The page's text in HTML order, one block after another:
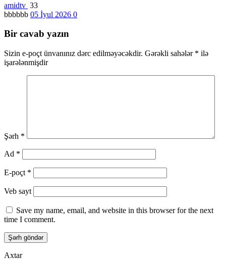
amidtv 33
bbbbbb 05 İyul 2026 0
Bir cavab yazın
Sizin e-poçt ünvanınız dərc edilməyəcəkdir. Gərəkli sahələr * ilə
işarələnmişdir
Şərh *
Ad *
E-poçt *
Veb sayt
Save my name, email, and website in this browser for the next
time I comment.
Axtar